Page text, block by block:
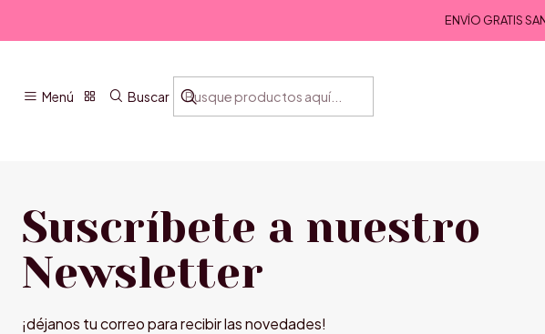
Menú Buscar
ENVÍO GRATIS
Suscríbete a nuestro
Newsletter
¡déjanos tu correo para recibir las novedades!